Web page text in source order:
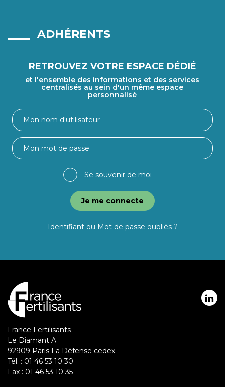
ADHÉRENTS
RETROUVEZ VOTRE ESPACE DÉDIÉ
et l'ensemble des informations et des services
centralisés au sein d'un même espace
personnalisé
Nom
d'utilisateur
Mot
de
passe
Se souvenir de moi
Identifiant ou Mot de passe oubliés ?
France Fertilisants
Le Diamant A
92909 Paris La Défense cedex
Tél. : 01 46 53 10 30
Fax : 01 46 53 10 35